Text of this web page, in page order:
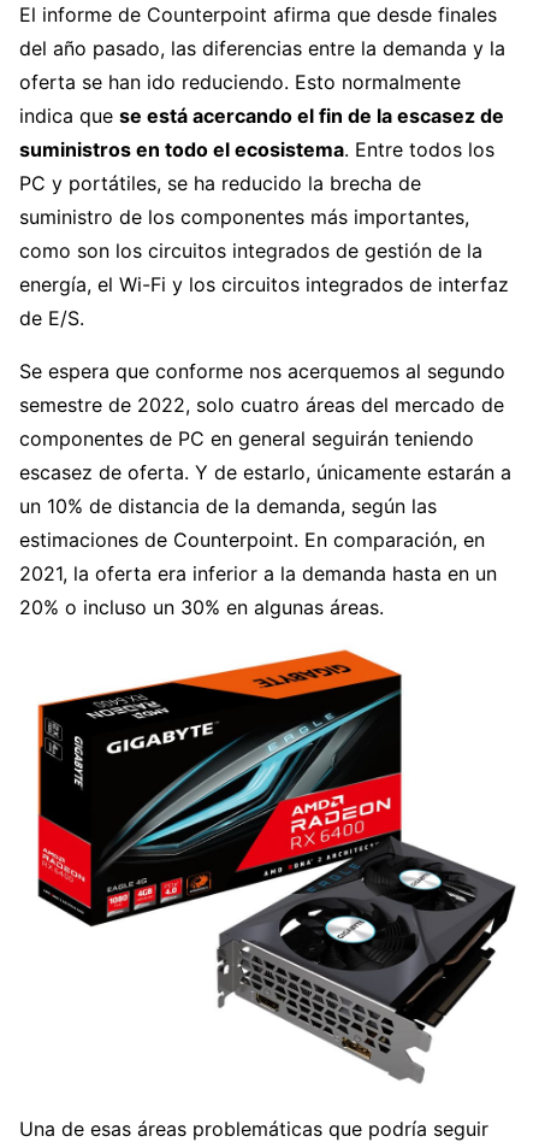
El informe de Counterpoint afirma que desde finales
del año pasado, las diferencias entre la demanda y la
oferta se han ido reduciendo. Esto normalmente
indica que se está acercando el fin de la escasez de
suministros en todo el ecosistema. Entre todos los
PC y portátiles, se ha reducido la brecha de
suministro de los componentes más importantes,
como son los circuitos integrados de gestión de la
energía, el Wi-Fi y los circuitos integrados de interfaz
de E/S.
Se espera que conforme nos acerquemos al segundo
semestre de 2022, solo cuatro áreas del mercado de
componentes de PC en general seguirán teniendo
escasez de oferta. Y de estarlo, únicamente estarán a
un 10% de distancia de la demanda, según las
estimaciones de Counterpoint. En comparación, en
2021, la oferta era inferior a la demanda hasta en un
20% o incluso un 30% en algunas áreas.
Una de esas áreas problemáticas que podría seguir